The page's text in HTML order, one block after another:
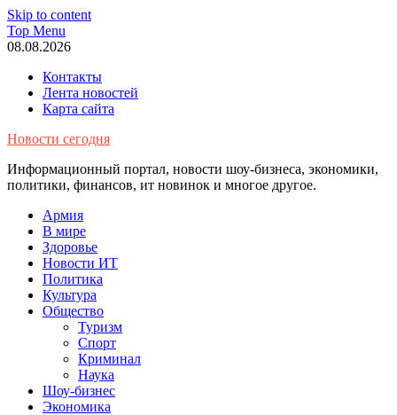
Skip to content
Top Menu
08.08.2026
Контакты
Лента новостей
Карта сайта
Новости сегодня
Информационный портал, новости шоу-бизнеса, экономики,
политики, финансов, ит новинок и многое другое.
Армия
В мире
Здоровье
Новости ИТ
Политика
Культура
Общество
Туризм
Спорт
Криминал
Наука
Шоу-бизнес
Экономика